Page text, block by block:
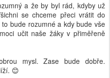
a že by byl rád, kdyby už
se chceme přeci vrátit do
bude rozumné a kdy bude vše
učit naše žáky v přiměřeně
mysl. Zase bude dobře.
😊